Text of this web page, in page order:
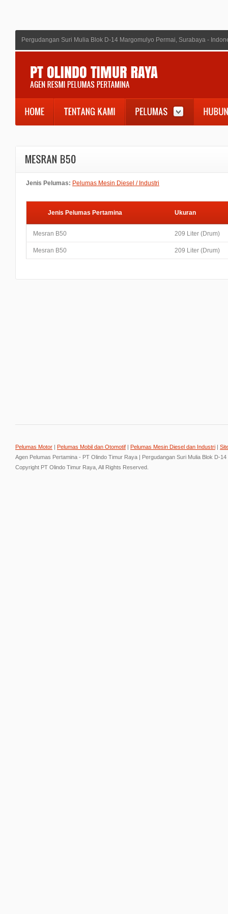
Pergudangan Suri Mulia Blok D-14 Margomulyo Permai, Surabaya -
Jenis Pelumas: Pelumas Mesin Diesel / Industri
Jenis Pelumas Pertamina Ukuran
Mesran B50 209 Liter (Drum)
Mesran B50 209 Liter (Drum)
Pelumas Motor | Pelumas Mobil dan Otomotif | Pelumas Mesin Diesel dan Industri |
Agen Pelumas Pertamina - PT Olindo Timur Raya | Pergudangan Suri Mulia Blok D-
Copyright PT Olindo Timur Raya, All Rights Reserved.